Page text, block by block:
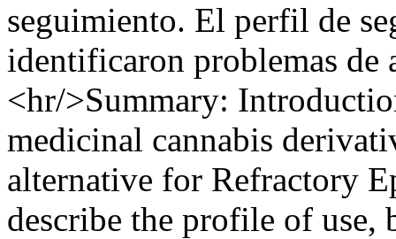
seguimiento. El perfil de
identificaron problemas de
<hr/>Summary:
medicinal cannabis
alternative for Refractory
describe the profile of